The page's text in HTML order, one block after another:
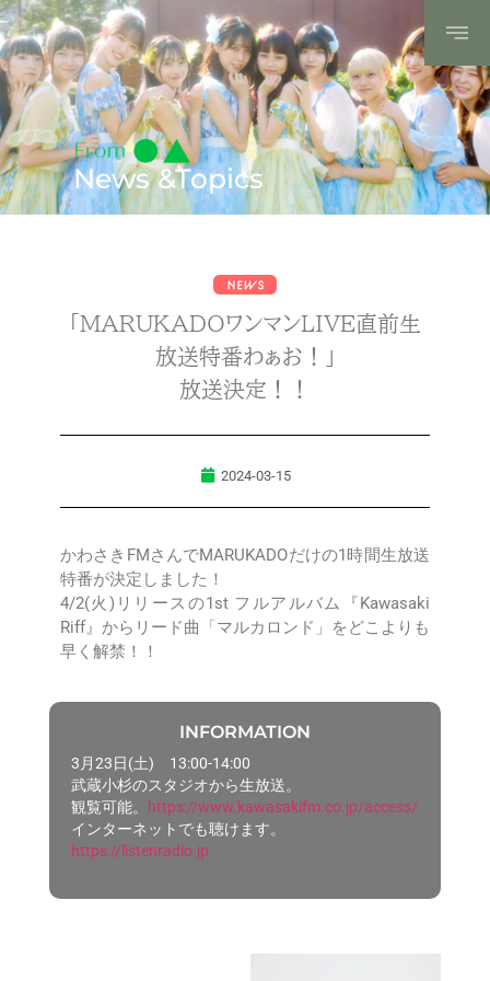
News &Topics
「MARUKADOワンマンLIVE直前生
放送特番わぁお！」
放送決定！！
2024-03-15
かわさきFMさんでMARUKADOだけの1時間生放送
特番が決定しました！
4/2(火)リリースの1st フルアルバム『Kawasaki
Riff』からリード曲「マルカロンド」をどこよりも
早く解禁！！
INFORMATION
3月23日(土) 13:00-14:00
武蔵小杉のスタジオから生放送。
観覧可能。
https://www.kawasakifm.co.jp/access/
インターネットでも聴けます。
https://listenradio.jp